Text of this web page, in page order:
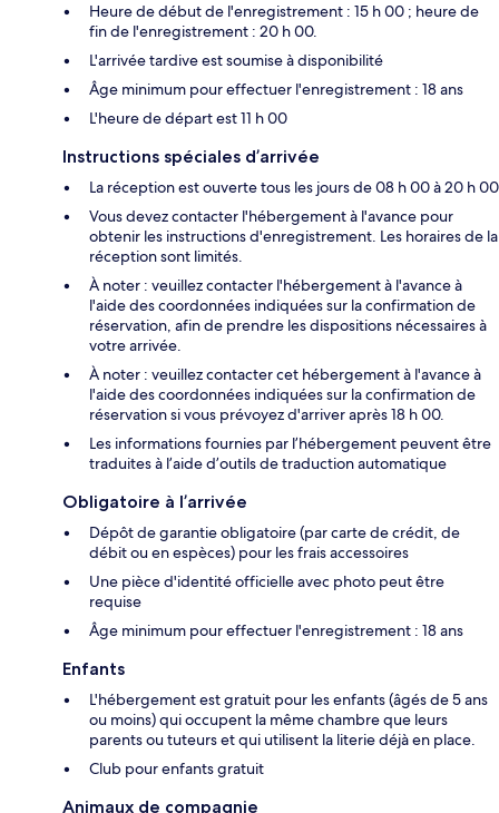
Heure de début de l'enregistrement : 15 h 00 ; heure de
fin de l'enregistrement : 20 h 00.
L'arrivée tardive est soumise à disponibilité
Âge minimum pour effectuer l'enregistrement : 18 ans
L'heure de départ est 11 h 00
Instructions spéciales d’arrivée
La réception est ouverte tous les jours de 08 h 00 à 20 h 00
Vous devez contacter l'hébergement à l'avance pour
obtenir les instructions d'enregistrement. Les horaires de la
réception sont limités.
À noter : veuillez contacter l'hébergement à l'avance à
l'aide des coordonnées indiquées sur la confirmation de
réservation, afin de prendre les dispositions nécessaires à
votre arrivée.
À noter : veuillez contacter cet hébergement à l'avance à
l'aide des coordonnées indiquées sur la confirmation de
réservation si vous prévoyez d'arriver après 18 h 00.
Les informations fournies par l’hébergement peuvent être
traduites à l’aide d’outils de traduction automatique
Obligatoire à l’arrivée
Dépôt de garantie obligatoire (par carte de crédit, de
débit ou en espèces) pour les frais accessoires
Une pièce d'identité officielle avec photo peut être
requise
Âge minimum pour effectuer l'enregistrement : 18 ans
Enfants
L'hébergement est gratuit pour les enfants (âgés de 5 ans
ou moins) qui occupent la même chambre que leurs
parents ou tuteurs et qui utilisent la literie déjà en place.
Club pour enfants gratuit
Animaux de compagnie